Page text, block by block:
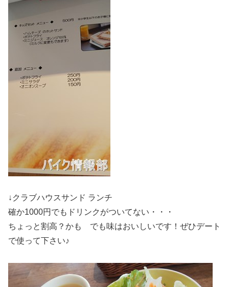
↓クラブハウスサンド ランチ
確か1000円でもドリンクがついてない・・・
ちょっと割高？かも でも味はおいしいです！ぜひデート
で使って下さい♪